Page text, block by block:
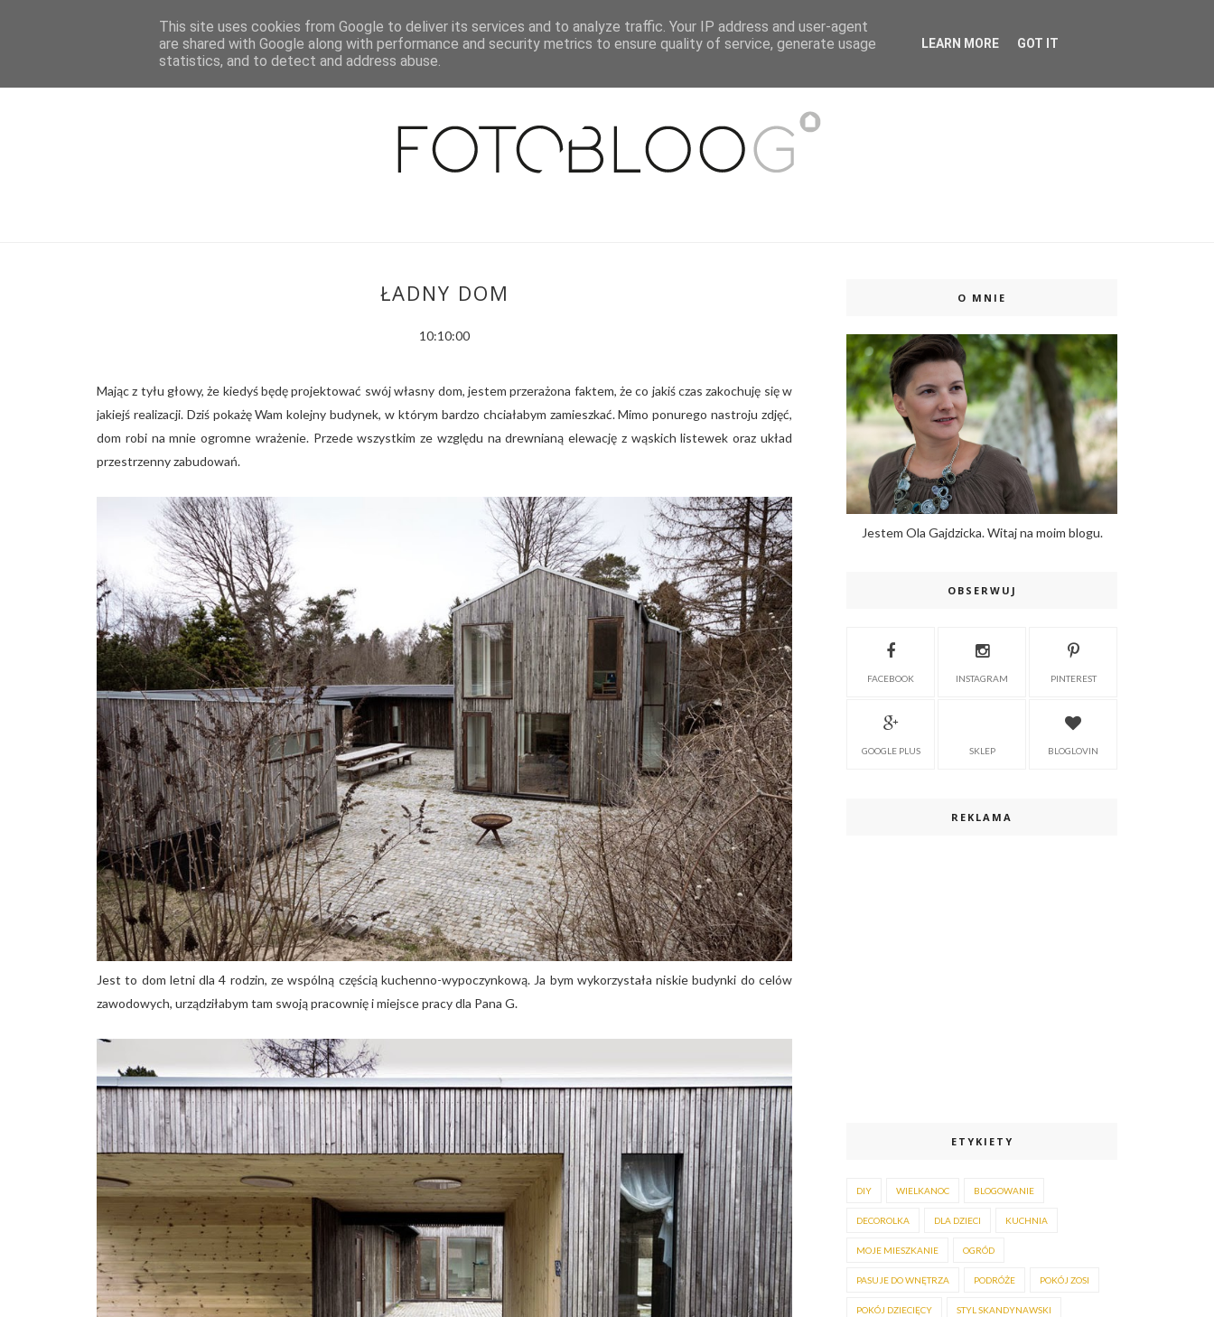
BLOG O MNIE WSPÓŁPRACA MOJE MIESZKANIE PUBLIKACJE ISSUU
ŁADNY DOM
10:10:00
Mając z tyłu głowy, że kiedyś będę projektować swój własny dom, jestem przerażona faktem, że co jakiś czas zakochuję się w
jakiejś realizacji. Dziś pokażę Wam kolejny budynek, w którym bardzo chciałabym zamieszkać. Mimo ponurego nastroju zdjęć,
dom robi na mnie ogromne wrażenie. Przede wszystkim ze względu na drewnianą elewację z wąskich listewek oraz układ
przestrzenny zabudowań.
Jest to dom letni dla 4 rodzin, ze wspólną częścią kuchenno-wypoczynkową. Ja bym wykorzystała niskie budynki do celów
zawodowych, urządziłabym tam swoją pracownię i miejsce pracy dla Pana G.
O MNIE
Jestem Ola Gajdzicka. Witaj na moim blogu.
OBSERWUJ
FACEBOOK INSTAGRAM PINTEREST
GOOGLE PLUS SKLEP BLOGLOVIN
REKLAMA
ETYKIETY
DIY WIELKANOC BLOGOWANIE
DECOROLKA DLA DZIECI KUCHNIA
MOJE MIESZKANIE OGRÓD
PASUJE DO WNĘTRZA PODRÓŻE POKÓJ ZOSI
POKÓJ DZIECIĘCY STYL SKANDYNAWSKI
This site uses cookies from Google to deliver its services and to analyze traffic. Your IP address and user-agent
are shared with Google along with performance and security metrics to ensure quality of service, generate usage
statistics, and to detect and address abuse.
LEARN MORE GOT IT